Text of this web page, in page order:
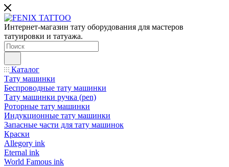
Интернет-магазин тату оборудования для мастеров
татуировки и татуажа.
Каталог
Тату машинки
Беспроводные тату машинки
Тату машинки ручка (pen)
Роторные тату машинки
Индукционные тату машинки
Запасные части для тату машинок
Краски
Allegory ink
Eternal ink
World Famous ink